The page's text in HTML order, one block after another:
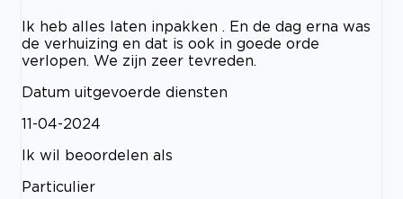
Ik heb alles laten inpakken . En de dag erna was
de verhuizing en dat is ook in goede orde
verlopen. We zijn zeer tevreden.
Datum uitgevoerde diensten
11-04-2024
Ik wil beoordelen als
Particulier